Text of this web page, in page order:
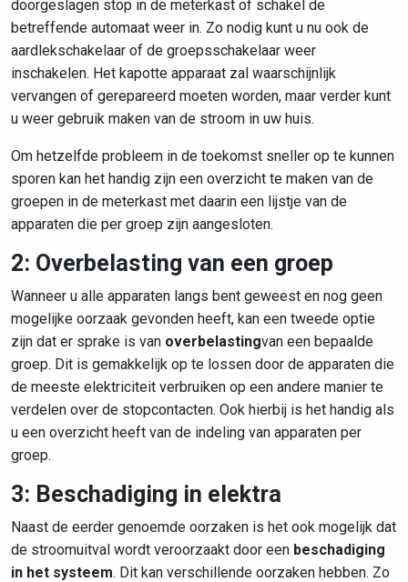
doorgeslagen stop in de meterkast of schakel de
betreffende automaat weer in. Zo nodig kunt u nu ook de
aardlekschakelaar of de groepsschakelaar weer
inschakelen. Het kapotte apparaat zal waarschijnlijk
vervangen of gerepareerd moeten worden, maar verder kunt
u weer gebruik maken van de stroom in uw huis.
Om hetzelfde probleem in de toekomst sneller op te kunnen
sporen kan het handig zijn een overzicht te maken van de
groepen in de meterkast met daarin een lijstje van de
apparaten die per groep zijn aangesloten.
2: Overbelasting van een groep
Wanneer u alle apparaten langs bent geweest en nog geen
mogelijke oorzaak gevonden heeft, kan een tweede optie
zijn dat er sprake is van overbelastingvan een bepaalde
groep. Dit is gemakkelijk op te lossen door de apparaten die
de meeste elektriciteit verbruiken op een andere manier te
verdelen over de stopcontacten. Ook hierbij is het handig als
u een overzicht heeft van de indeling van apparaten per
groep.
3: Beschadiging in elektra
Naast de eerder genoemde oorzaken is het ook mogelijk dat
de stroomuitval wordt veroorzaakt door een beschadiging
in het systeem. Dit kan verschillende oorzaken hebben. Zo